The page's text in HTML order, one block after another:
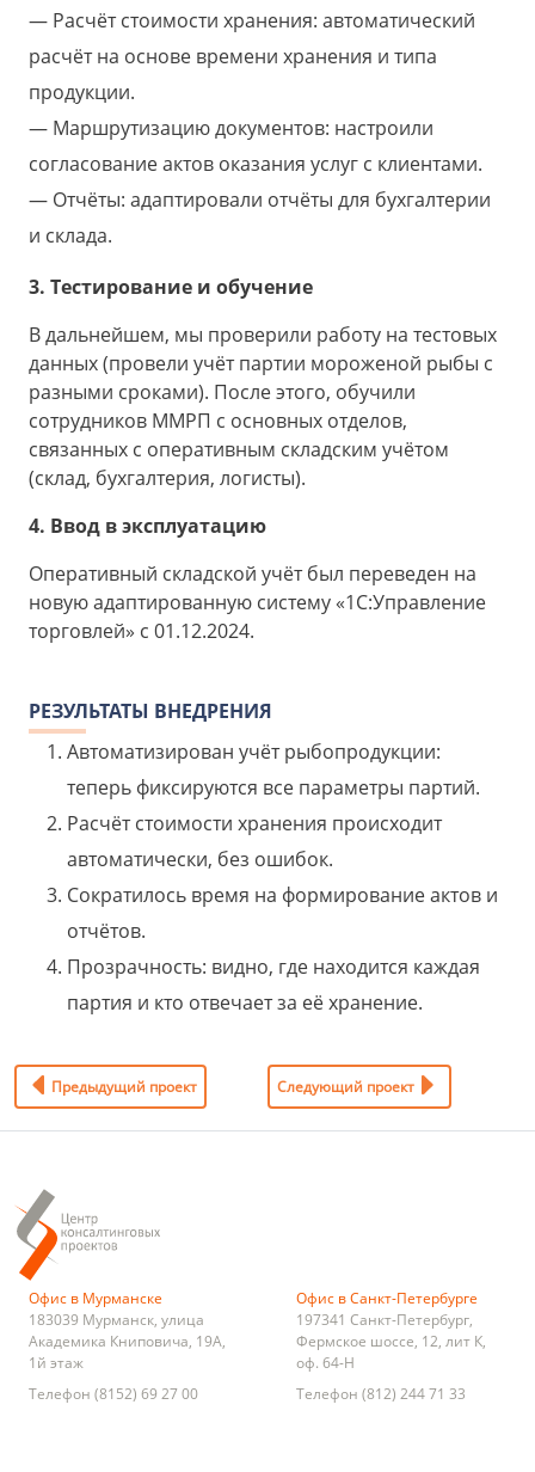
Расчёт стоимости хранения: автоматический
расчёт на основе времени хранения и типа
продукции.
Маршрутизацию документов: настроили
согласование актов оказания услуг с клиентами.
Отчёты: адаптировали отчёты для бухгалтерии
и склада.
3. Тестирование и обучение
В дальнейшем, мы проверили работу на тестовых
данных (провели учёт партии мороженой рыбы с
разными сроками). После этого, обучили
сотрудников ММРП с основных отделов,
связанных с оперативным складским учётом
(склад, бухгалтерия, логисты).
4. Ввод в эксплуатацию
Оперативный складской учёт был переведен на
новую адаптированную систему «1С:Управление
торговлей» с 01.12.2024.
РЕЗУЛЬТАТЫ ВНЕДРЕНИЯ
Автоматизирован учёт рыбопродукции:
теперь фиксируются все параметры партий.
Расчёт стоимости хранения происходит
автоматически, без ошибок.
Сократилось время на формирование актов и
отчётов.
Прозрачность: видно, где находится каждая
партия и кто отвечает за её хранение.
Предыдущий проект Следующий проект
Офис в Мурманске
183039 Мурманск, улица
Академика Книповича, 19А,
1й этаж
Телефон (8152) 69 27 00
Офис в Санкт-Петербурге
197341 Санкт-Петербург,
Фермское шоссе, 12, лит К,
оф. 64-Н
Телефон (812) 244 71 33